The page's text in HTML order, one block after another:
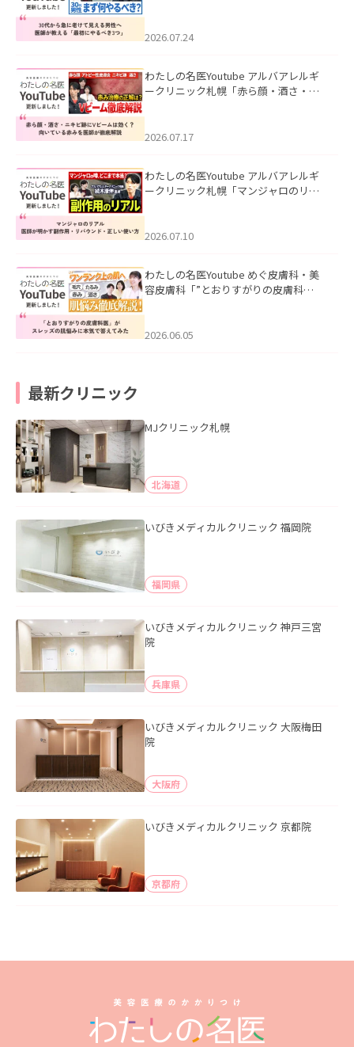
た。
2026.07.24
わたしの名医Youtube アルバアレルギ
ークリニック札幌「赤ら顔・酒さ・ニ
した。
2026.07.17
わたしの名医Youtube アルバアレルギ
ークリニック札幌「マンジャロのリア
た。
2026.07.10
わたしの名医Youtube めぐ皮膚科・美
容皮膚科「”とおりすがりの皮膚科
2026.06.05
最新クリニック
MJクリニック札幌
北海道
いびきメディカルクリニック 福岡院
福岡県
いびきメディカルクリニック 神戸三宮
院
兵庫県
いびきメディカルクリニック 大阪梅田
院
大阪府
いびきメディカルクリニック 京都院
京都府